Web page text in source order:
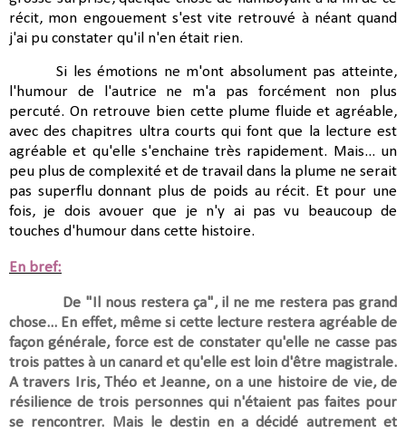
récit, mon engouement s'est vite retrouvé à néant quand
j'ai pu constater qu'il n'en était rien.
Si les émotions ne m'ont absolument pas atteinte,
l'humour de l'autrice ne m'a pas forcément non plus
percuté. On retrouve bien cette plume fluide et agréable,
avec des chapitres ultra courts qui font que la lecture est
agréable et qu'elle s'enchaine très rapidement. Mais... un
peu plus de complexité et de travail dans la plume ne serait
pas superflu donnant plus de poids au récit. Et pour une
fois, je dois avouer que je n'y ai pas vu beaucoup de
touches d'humour dans cette histoire.
En bref:
De "Il nous restera ça", il ne me restera pas grand
chose... En effet, même si cette lecture restera agréable de
façon générale, force est de constater qu'elle ne casse pas
trois pattes à un canard et qu'elle est loin d'être magistrale.
A travers Iris, Théo et Jeanne, on a une histoire de vie, de
résilience de trois personnes qui n'étaient pas faites pour
se rencontrer. Mais le destin en a décidé autrement et